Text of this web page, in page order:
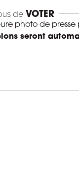
de VOTER
photo de
seront